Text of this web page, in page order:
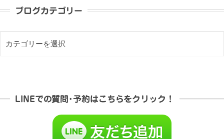
ブログカテゴリー
LINEでの質問･予約はこちらをクリック！